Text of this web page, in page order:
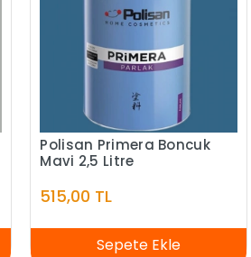
Polisan Primera Boncuk
Mavi 2,5 Litre
515,00 TL
Sepete Ekle